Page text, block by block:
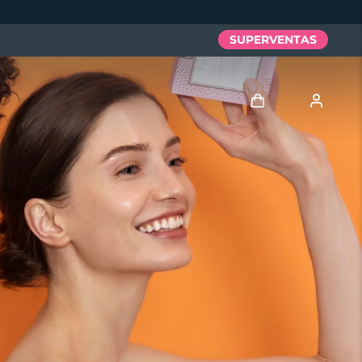
SUPERVENTAS
Iniciar sesión
Perfil de usuario
Mis dispositivos
Mis pedidos
Mis direcciones
Mis suscripciones